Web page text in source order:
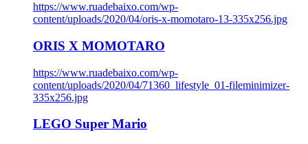
https://www.ruadebaixo.com/wp-
content/uploads/2020/04/oris-x-momotaro-13-335x256.jpg
ORIS X MOMOTARO
https://www.ruadebaixo.com/wp-
content/uploads/2020/04/71360_lifestyle_01-fileminimizer-
335x256.jpg
LEGO Super Mario